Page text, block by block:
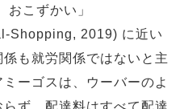
おこずかい」
Shopping, 2019) に近い
も就労関係ではないと主
ーゴスは、ウーバーのよ